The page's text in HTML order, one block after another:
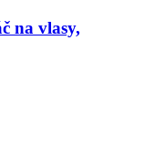
na vlasy,